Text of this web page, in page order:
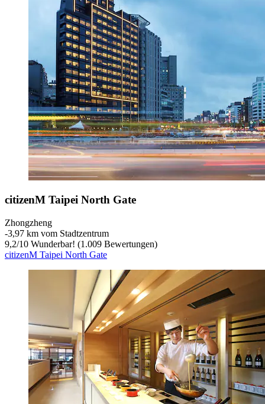
citizenM Taipei North Gate
Zhongzheng
‐3,97 km vom Stadtzentrum
9,2/10 Wunderbar! (1.009 Bewertungen)
citizenM Taipei North Gate